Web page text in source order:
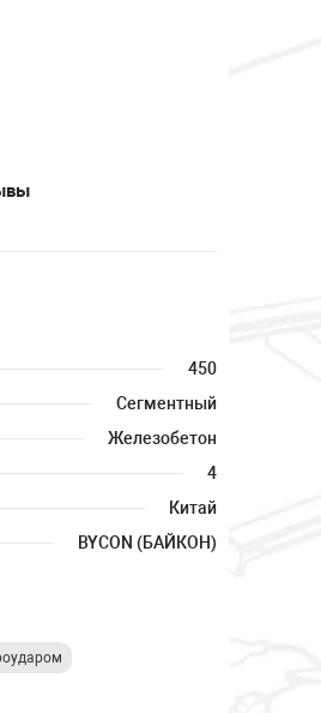
450
Сегментный
Железобетон
4
Китай
BYCON (БАЙКОН)